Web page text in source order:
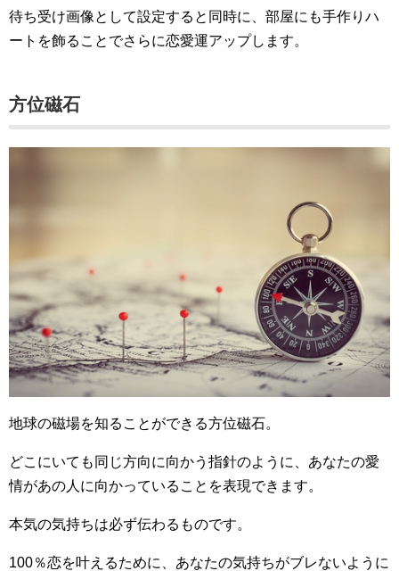
待ち受け画像として設定すると同時に、部屋にも手作りハ
ートを飾ることでさらに恋愛運アップします。
方位磁石
地球の磁場を知ることができる方位磁石。
どこにいても同じ方向に向かう指針のように、あなたの愛
情があの人に向かっていることを表現できます。
本気の気持ちは必ず伝わるものです。
100％恋を叶えるために、あなたの気持ちがブレないように